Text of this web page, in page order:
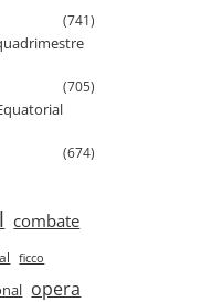
(741)
(705)
(674)
combate
ficco
opera